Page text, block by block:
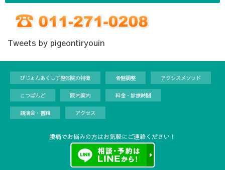
腰痛でお悩みの方はお気軽にご連絡ください！
Tweets by pigeontiryouin
ぴじょんあくしす整体院の特徴 骨盤調整 アクシスメソッド
こつばんど 院内案内 料金・診療時間
講演会・書籍 アクセス
ぴじょんあくしす整体院, 2020 All Rights Reserved.